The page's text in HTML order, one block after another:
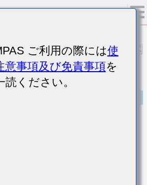
W)
サ
セラミックコンデンサ]
ご利用の際には使
意事項及び免責事項を
読ください。